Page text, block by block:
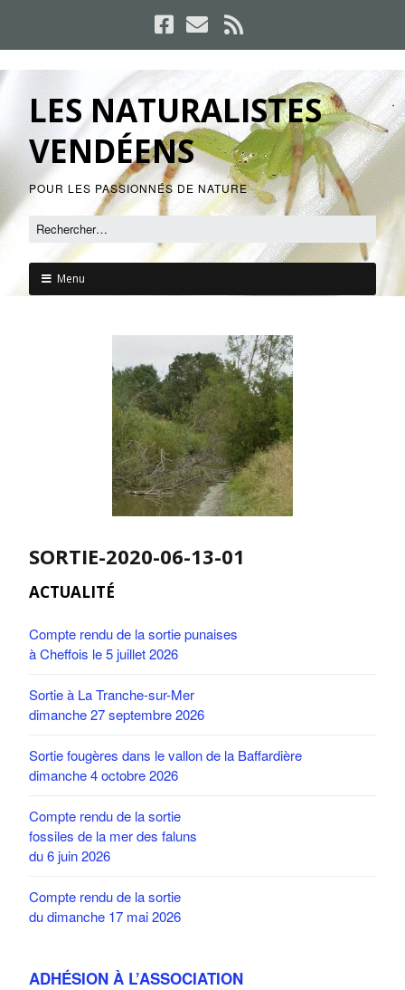
LES NATURALISTES
VENDÉENS
POUR LES PASSIONNÉS DE NATURE
Menu
SORTIE-2020-06-13-01
ACTUALITÉ
Compte rendu de la sortie punaises
à Cheffois le 5 juillet 2026
Sortie à La Tranche-sur-Mer
dimanche 27 septembre 2026
Sortie fougères dans le vallon de la Baffardière
dimanche 4 octobre 2026
Compte rendu de la sortie
fossiles de la mer des faluns
du 6 juin 2026
Compte rendu de la sortie
du dimanche 17 mai 2026
ADHÉSION À L’ASSOCIATION